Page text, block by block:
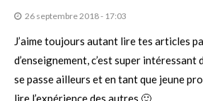
26 septembre 2018 - 17:03
J’aime toujours autant lire tes articles
d’enseignement, c’est super intéressant
se passe ailleurs et en tant que jeune
lire l’expérience des autres 🙂